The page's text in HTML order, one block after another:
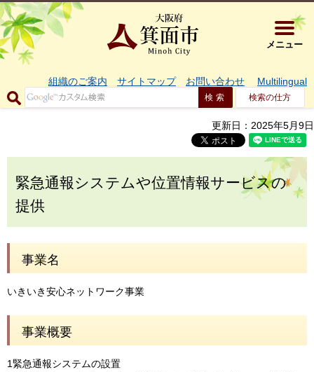
大阪府箕
メニュー
組織のご案内 サイトマップ お問い合わせ Multilingual
検索の仕方
更新日：2025年5月9日
緊急通報システムや位置情報サービスの
提供
事業名
いきいき安心ネットワーク事業
事業概要
1緊急通報システムの設置